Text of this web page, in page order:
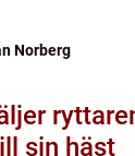
Norberg
sin häst